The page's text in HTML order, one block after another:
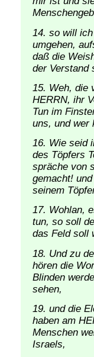
so will
umgehen,
daß die
der Verstand
Weh, die
HERRN, ihr
Tun im
uns, und wer
Wie seid
des Töpfers
spräche von
gemacht!
seinem
Wohlan,
tun, so soll
das Feld soll
Und zu
hören die
Blinden
sehen,
und die
haben am
Menschen
Israels,